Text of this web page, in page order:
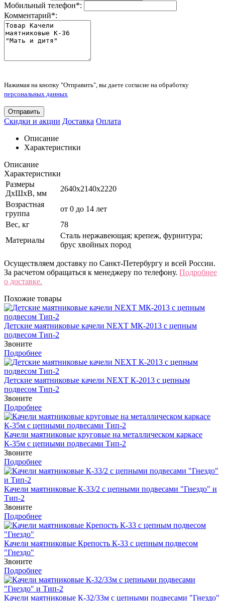
Мобильный телефон*:
Комментарий*:
Нажимая на кнопку "Отправить", вы даете согласие на обработку
персональных данных
Отправить
Скидки и акции Доставка Оплата
Описание
Характеристики
Описание
Характеристики
Размеры
ДхШхВ, мм
2640х2140х2220
Возрастная
группа
от 0 до 14 лет
Вес, кг
78
Материалы
Сталь нержавеющая; крепеж, фурнитура;
брус хвойных пород
Осуществляем доставку по Санкт-Петербургу и всей России.
За расчетом обращаться к менеджеру по телефону. Подробнее
о доставке.
Похожие товары
Детские маятниковые качели NEXT МК-2013 с цепным
подвесом Тип-2
Звоните
Подробнее
Детские маятниковые качели NEXT К-2013 с цепным
подвесом Тип-2
Звоните
Подробнее
Качели маятниковые круговые на металлическом каркасе
К-35м с цепными подвесами Тип-2
Звоните
Подробнее
Качели маятниковые К-33/2 с цепными подвесами "Гнездо" и
Тип-2
Звоните
Подробнее
Качели маятниковые Крепость К-33 c цепным подвесом
"Гнездо"
Звоните
Подробнее
Качели маятниковые К-32/33м с цепными подвесами "Гнездо"